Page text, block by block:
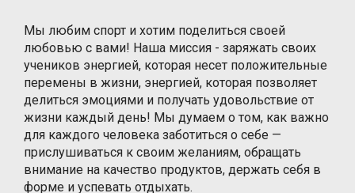
Мы любим спорт и хотим поделиться своей
любовью с вами! Наша миссия - заряжать своих
учеников энергией, которая несет положительные
перемены в жизни, энергией, которая позволяет
делиться эмоциями и получать удовольствие от
жизни каждый день! Мы думаем о том, как важно
для каждого человека заботиться о себе —
прислушиваться к своим желаниям, обращать
внимание на качество продуктов, держать себя в
форме и успевать отдыхать.